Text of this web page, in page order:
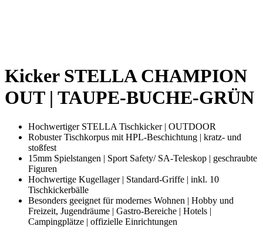
Kicker STELLA CHAMPION
OUT | TAUPE-BUCHE-GRÜN
Hochwertiger STELLA Tischkicker | OUTDOOR
Robuster Tischkorpus mit HPL-Beschichtung | kratz- und
stoßfest
15mm Spielstangen | Sport Safety/ SA-Teleskop | geschraubte
Figuren
Hochwertige Kugellager | Standard-Griffe | inkl. 10
Tischkickerbälle
Besonders geeignet für modernes Wohnen | Hobby und
Freizeit, Jugendräume | Gastro-Bereiche | Hotels |
Campingplätze | offizielle Einrichtungen